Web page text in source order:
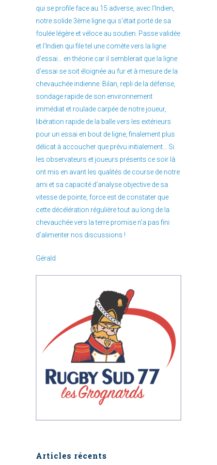
qui se profile face au 15 adverse, avec l’Indien,
notre solide 3ème ligne qui s’était porté de sa
foulée légère et véloce au soutien. Passe validée
et l’Indien qui file tel une comète vers la ligne
d’essai… en théorie car il semblerait que la ligne
d’essai se soit éloignée au fur et à mesure de la
chevauchée indienne. Bilan, repli de la défense,
sondage rapide de son environnement
immédiat et roulade carpée de notre joueur,
libération rapide de la balle vers les extérieurs
pour un essai en bout de ligne, finalement plus
délicat à accoucher que prévu initialement… Si
les observateurs et joueurs présents ce soir là
ont mis en avant les qualités de course de notre
ami et sa capacité d’analyse objective de sa
vitesse de pointe, force est de constater que
cette décélération régulière tout au long de la
chevauchée vers la terre promise n’a pas fini
d’alimenter nos discussions !
Gérald
Articles récents